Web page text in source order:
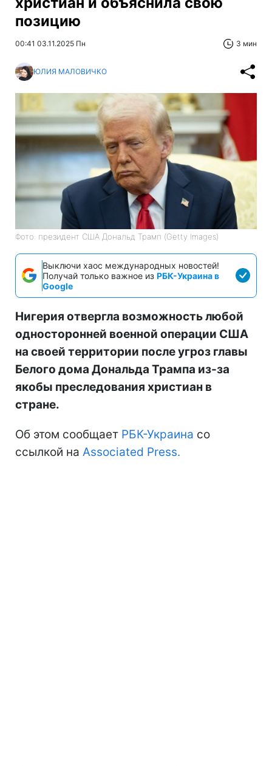
позицию
00:41 03.11.2025 Пн 3 мин
ЮЛИЯ МАЛОВИЧКО
Фото: президент США Дональд Трамп (Getty Images)
Выключи хаос международных новостей!
Получай только важное из РБК-Украина в
Google
Нигерия отвергла возможность любой
односторонней военной операции США
на своей территории после угроз главы
Белого дома Дональда Трампа из-за
якобы преследования христиан в
стране.
Об этом сообщает РБК-Украина со
ссылкой на Associated Press.